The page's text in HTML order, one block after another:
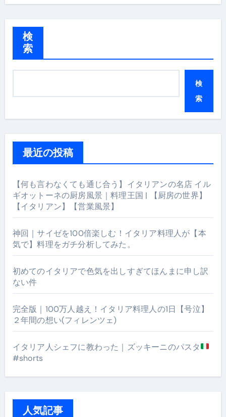
検
索
検
索
最近の投稿
【何も言わなくても通じ合う】イタリアンの名店 イル
ギオットーネの厨房風景｜料理王国 | 【厨房の世界】
【イタリアン】【営業風景】
神回｜サイゼを100倍楽しむ！イタリア料理人が【本
気で】料理をガチ分析してみた。
初めてのイタリアで色気を出しすぎてほんまに申し訳
ない件
完全版｜100万人越え！イタリア料理人の1日【号泣】
２年間の想い(フィレンツェ)
イタリア人シェフに教わった｜ズッキーニのパスタ
#shorts
人気記事